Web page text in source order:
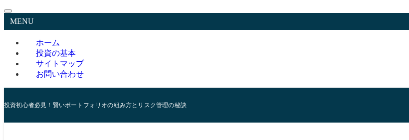
MENU
ホーム
投資の基本
サイトマップ
お問い合わせ
投資初心者必見！賢いポートフォリオの組み方とリスク管理の秘訣